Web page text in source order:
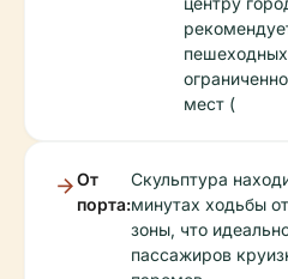
мест (
От
порта:
Скульптура
минутах ходьбы
зоны, что
пассажиров